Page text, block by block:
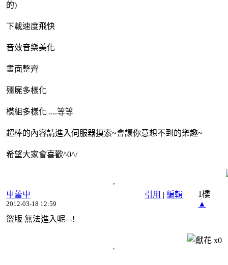
的)
下載速度飛快
音效音樂美化
畫面整齊
殭屍多樣化
模組多樣化 ....等等
超棒的內容請進入伺服器摸索~會讓你意想不到的樂趣~
希望大家會喜歡^0^/
引用 | 編輯
屮蕾屮
2012-03-18 12:59
1樓
▲
盜版 無法進入呢- -!
x0